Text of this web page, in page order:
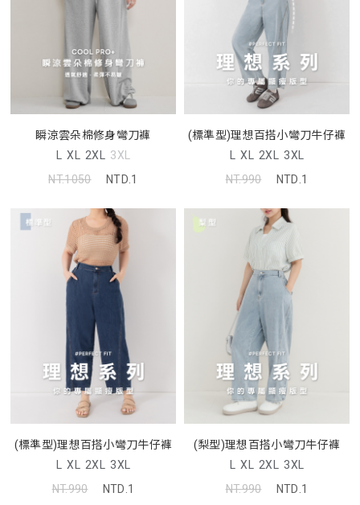
瞬涼雲朵棉修身彎刀褲
L XL 2XL 3XL
NT.1050
NTD.1
(標準型)理想百搭小彎刀牛仔褲
L XL 2XL 3XL
NT.990
NTD.1
(標準型)理想百搭小彎刀牛仔褲
L XL 2XL 3XL
NT.990
NTD.1
(梨型)理想百搭小彎刀牛仔褲
L XL 2XL 3XL
NT.990
NTD.1